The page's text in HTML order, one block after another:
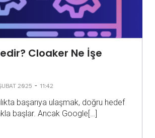
Cloaker Ne İşe
2025 - 11:42
başarıya ulaşmak, doğru hedef
başlar. Ancak Google[…]